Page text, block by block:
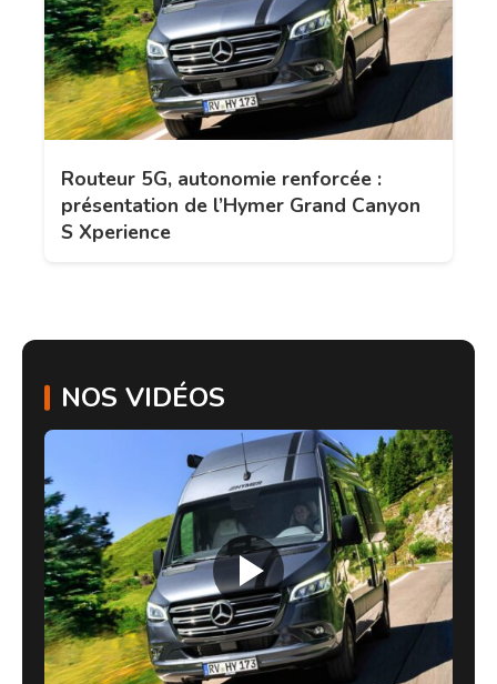
Routeur 5G, autonomie renforcée :
présentation de l’Hymer Grand Canyon
S Xperience
NOS VIDÉOS